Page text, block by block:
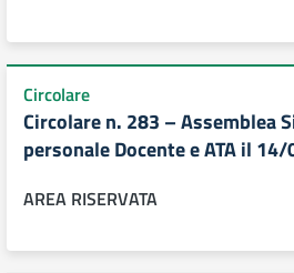
Circolare
Circolare n. 283 – Assemblea
personale Docente e ATA il
AREA RISERVATA